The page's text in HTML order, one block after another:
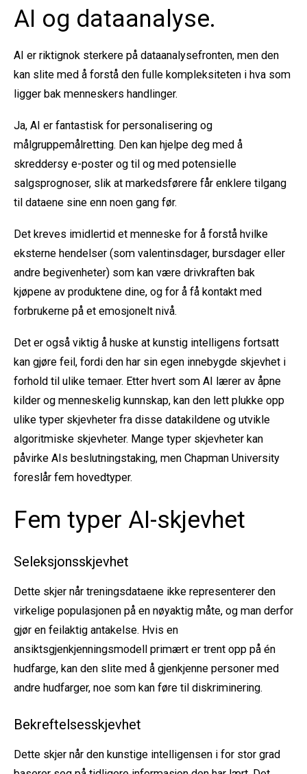
AI og dataanalyse.
AI er riktignok sterkere på dataanalysefronten, men den
kan slite med å forstå den fulle kompleksiteten i hva som
ligger bak menneskers handlinger.
Ja, AI er fantastisk for personalisering og
målgruppemålretting. Den kan hjelpe deg med å
skreddersy e-poster og til og med potensielle
salgsprognoser, slik at markedsførere får enklere tilgang
til dataene sine enn noen gang før.
Det kreves imidlertid et menneske for å forstå hvilke
eksterne hendelser (som valentinsdager, bursdager eller
andre begivenheter) som kan være drivkraften bak
kjøpene av produktene dine, og for å få kontakt med
forbrukerne på et emosjonelt nivå.
Det er også viktig å huske at kunstig intelligens fortsatt
kan gjøre feil, fordi den har sin egen innebygde skjevhet i
forhold til ulike temaer. Etter hvert som AI lærer av åpne
kilder og menneskelig kunnskap, kan den lett plukke opp
ulike typer skjevheter fra disse datakildene og utvikle
algoritmiske skjevheter. Mange typer skjevheter kan
påvirke AIs beslutningstaking, men Chapman University
foreslår fem hovedtyper.
Fem typer AI-skjevhet
Seleksjonsskjevhet
Dette skjer når treningsdataene ikke representerer den
virkelige populasjonen på en nøyaktig måte, og man derfor
gjør en feilaktig antakelse. Hvis en
ansiktsgjenkjenningsmodell primært er trent opp på én
hudfarge, kan den slite med å gjenkjenne personer med
andre hudfarger, noe som kan føre til diskriminering.
Bekreftelsesskjevhet
Dette skjer når den kunstige intelligensen i for stor grad